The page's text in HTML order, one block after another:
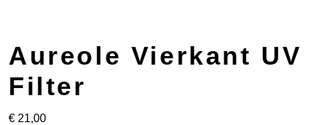
Aureole Vierkant UV
Filter
€ 21,00